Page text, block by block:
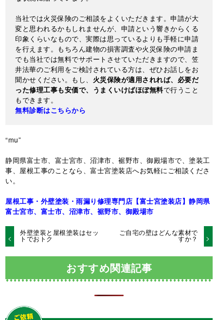
当社では火災保険のご相談をよくいただきます。申請が大
変と思われるかもしれませんが、申請という響きからくる
印象くらいなもので、実際は思っているよりも手軽に申請
を行えます。もちろん建物の損害調査や火災保険の申請ま
でも当社では無料でサポートさせていただきますので、笠
井法華のご利用をご検討されている方は、ぜひお話しをお
聞かせください。もし、 火災保険が適用されれば、必要だ
った修理工事も安価で、うまくいけばほぼ無料で行うこと
もできます。
無料診断はこちらから
“mu”
静岡県富士市、富士宮市、沼津市、裾野市、御殿場市で、塗装工
事、屋根工事のことなら、富士宮塗装店へお気軽にご相談くださ
い。
屋根工事・外壁塗装・雨漏り修理専門店【富士宮塗装店】静岡県
富士宮市、富士市、沼津市、裾野市、御殿場市
外壁塗装と屋根塗装はセッ
トでおトク
ご自宅の壁はどんな素材で
すか？
おすすめ関連記事